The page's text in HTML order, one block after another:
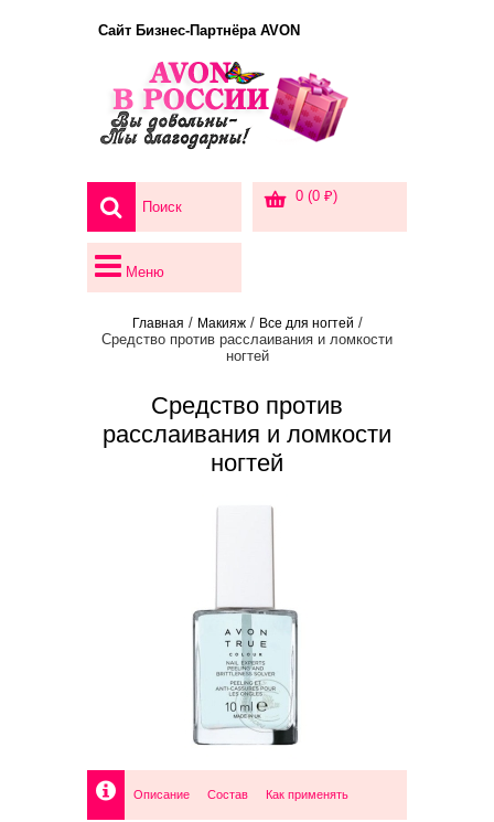
Сайт Бизнес-Партнёра AVON
0 (0 ₽)
Меню
Главная / Макияж/ Все для ногтей /
Средство против расслаивания и ломкости
ногтей
Средство против
расслаивания и ломкости
ногтей
Описание Состав Как применять